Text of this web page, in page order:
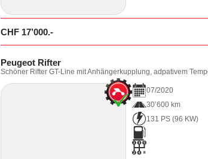
CHF 17’000.-
Peugeot Rifter
Schöner Rifter GT-Line mit Anhängerkupplung, adpativem
07/2020
30’600 km
131 PS (96 KW)